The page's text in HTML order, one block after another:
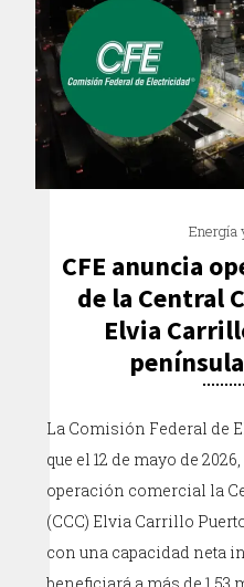
Energía
CFE anuncia
de la Central
Elvia
La Comisión Federal de
que el 12 de mayo de
operación comercial la
(CCC) Elvia Carrillo
con una capacidad neta